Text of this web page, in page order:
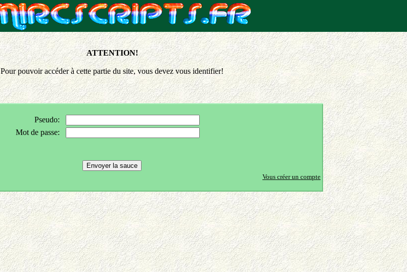
ATTENTION!
Pour pouvoir accéder à cette partie du site, vous devez vous identifier!
Pseudo:
Mot de passe:
Vous créer un compte